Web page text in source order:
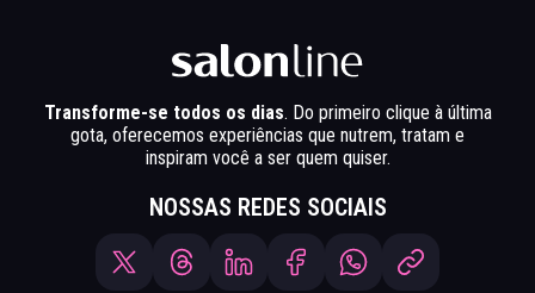
Transforme-se todos os dias. Do primeiro clique à última
gota, oferecemos experiências que nutrem, tratam e
inspiram você a ser quem quiser.
NOSSAS REDES SOCIAIS